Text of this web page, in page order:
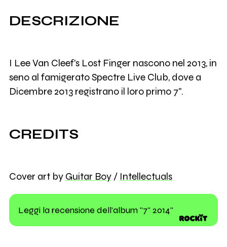
DESCRIZIONE
I Lee Van Cleef's Lost Finger nascono nel 2013, in
seno al famigerato Spectre Live Club, dove a
Dicembre 2013 registrano il loro primo 7".
CREDITS
Cover art by Guitar Boy/ Intellectuals
Leggi la recensione dell'album "7" 2014"